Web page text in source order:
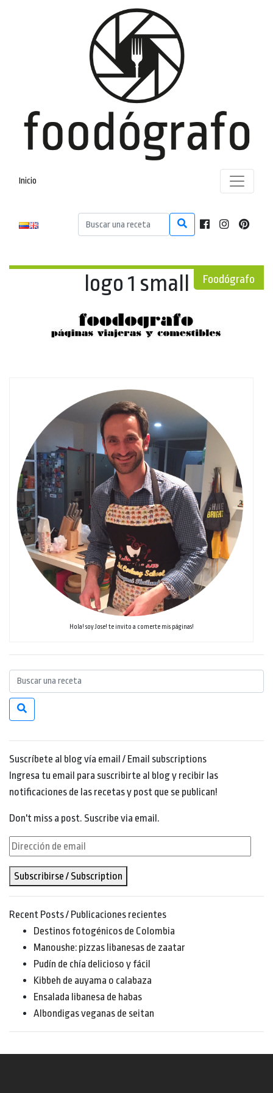
Inicio
Foodógrafo
logo 1 small
Hola! soy Jose! te invito a comerte mis páginas!
Suscríbete al blog vía email / Email subscriptions
Ingresa tu email para suscribirte al blog y recibir las
notificaciones de las recetas y post que se publican!
Don't miss a post. Suscribe via email.
Dirección
de
email
Subscribirse / Subscription
Recent Posts / Publicaciones recientes
Destinos fotogénicos de Colombia
Manoushe: pizzas libanesas de zaatar
Pudín de chía delicioso y fácil
Kibbeh de auyama o calabaza
Ensalada libanesa de habas
Albondigas veganas de seitan